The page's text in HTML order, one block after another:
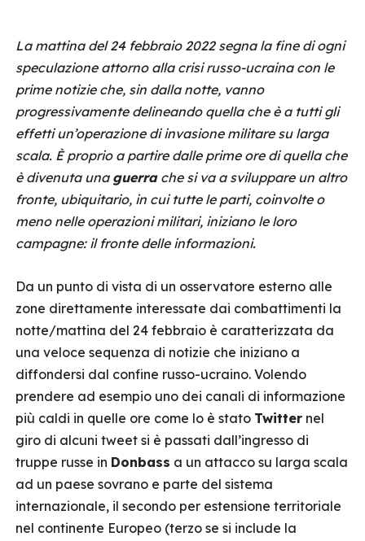
La mattina del 24 febbraio 2022 segna la fine di ogni
speculazione attorno alla crisi russo-ucraina con le
prime notizie che, sin dalla notte, vanno
progressivamente delineando quella che è a tutti gli
effetti un’operazione di invasione militare su larga
scala. È proprio a partire dalle prime ore di quella che
è divenuta una guerrache si va a sviluppare un altro
fronte, ubiquitario, in cui tutte le parti, coinvolte o
meno nelle operazioni militari, iniziano le loro
campagne: il fronte delle informazioni.
Da un punto di vista di un osservatore esterno alle
zone direttamente interessate dai combattimenti la
notte/mattina del 24 febbraio è caratterizzata da
una veloce sequenza di notizie che iniziano a
diffondersi dal confine russo-ucraino. Volendo
prendere ad esempio uno dei canali di informazione
più caldi in quelle ore come lo è stato Twitter nel
giro di alcuni tweet si è passati dall’ingresso di
truppe russe in Donbass a un attacco su larga scala
ad un paese sovrano e parte del sistema
internazionale, il secondo per estensione territoriale
nel continente Europeo (terzo se si include la